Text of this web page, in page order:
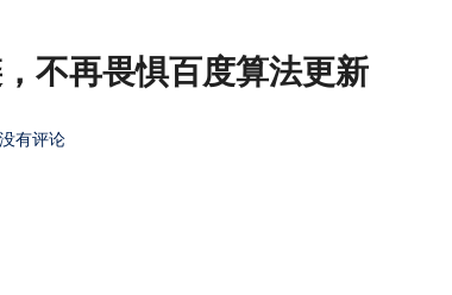
不再畏惧百度算法更新
没有评论